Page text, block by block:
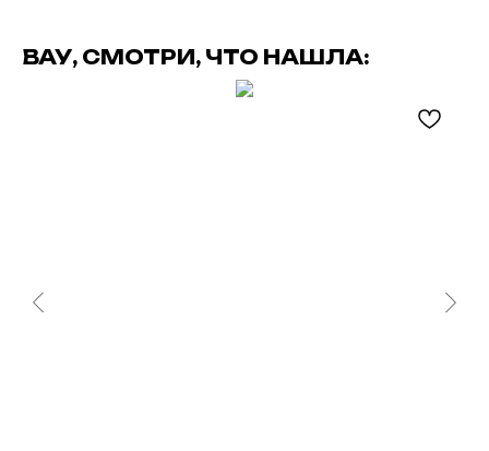
ВАУ, СМОТРИ, ЧТО НАШЛА: